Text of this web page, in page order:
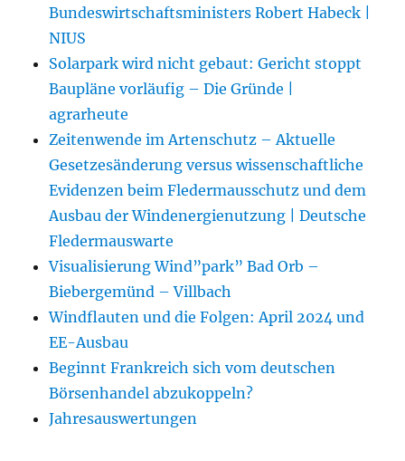
Bundeswirtschaftsministers Robert Habeck |
NIUS
Solarpark wird nicht gebaut: Gericht stoppt
Baupläne vorläufig – Die Gründe |
agrarheute
Zeitenwende im Artenschutz – Aktuelle
Gesetzesänderung versus wissenschaftliche
Evidenzen beim Fledermausschutz und dem
Ausbau der Windenergienutzung | Deutsche
Fledermauswarte
Visualisierung Wind”park” Bad Orb –
Biebergemünd – Villbach
Windflauten und die Folgen: April 2024 und
EE-Ausbau
Beginnt Frankreich sich vom deutschen
Börsenhandel abzukoppeln?
Jahresauswertungen